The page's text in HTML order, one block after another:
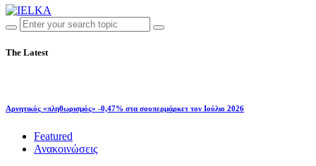
The Latest
Αρνητικός «πληθωρισμός» -0,47% στα σουπερμάρκετ τον Ιούλιο 2026
Featured
Ανακοινώσεις